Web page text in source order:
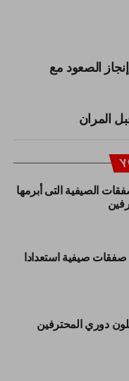
الصعود مع
المران
الصيفية التى أبرمها
صفقات صيفية استعدادا
دوري المحترفين